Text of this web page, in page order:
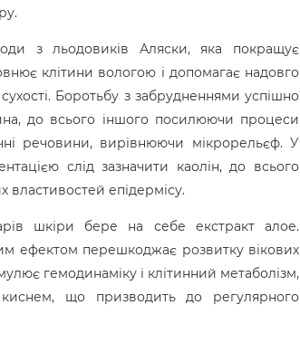
з льодовиків Аляски, яка покращує
клітини вологою і допомагає надовго
Боротьбу з забрудненнями успішно
до всього іншого посилюючи процеси
речовини, вирівнюючи мікрорельєф. У
слід зазначити каолін, до всього
епідермісу.
шкіри бере на себе екстракт алое.
ефектом перешкоджає розвитку вікових
гемодинаміку і клітинний метаболізм,
що призводить до регулярного